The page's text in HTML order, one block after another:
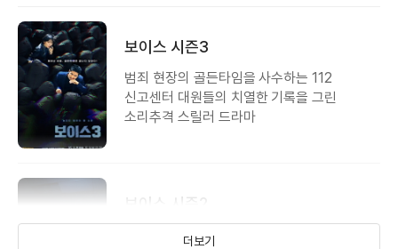
보이스 시즌3
범죄 현장의 골든타임을 사수하는 112
신고센터 대원들의 치열한 기록을 그린
소리추격 스릴러 드라마
보이스 시즌2
범죄 현장의 골든타임을 사수하는 112
더보기